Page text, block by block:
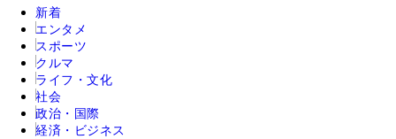
新着
エンタメ
スポーツ
クルマ
ライフ・文化
社会
政治・国際
経済・ビジネス